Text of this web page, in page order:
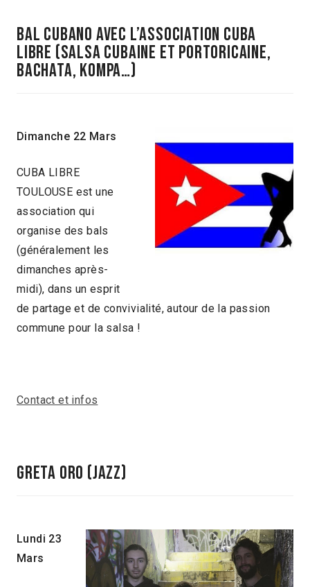
bal cubano avec l’association cuba
libre (salsa cubaine et portoricaine,
bachata, kompa…)
Dimanche 22 Mars
CUBA LIBRE
TOULOUSE est une
association qui
organise des bals
(généralement les
dimanches après-
midi), dans un esprit
de partage et de convivialité, autour de la passion
commune pour la salsa !
Contact et infos
greta oro (jazz)
Lundi 23
Mars